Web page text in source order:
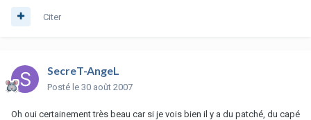
Citer
SecreT-AngeL
Posté le 30 août 2007
Oh oui certainement très beau car si je vois bien il y a du patché, du capé